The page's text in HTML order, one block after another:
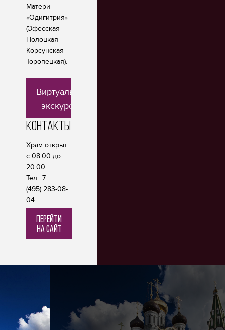
Матери
«Одигитрия»
(Эфесская-
Полоцкая-
Корсунская-
Торопецкая).
Виртуальная
экскурсия
Контакты
Храм открыт:
с 08:00 до
20:00
Тел.: 7
(495) 283-08-
04
перейти
на сайт